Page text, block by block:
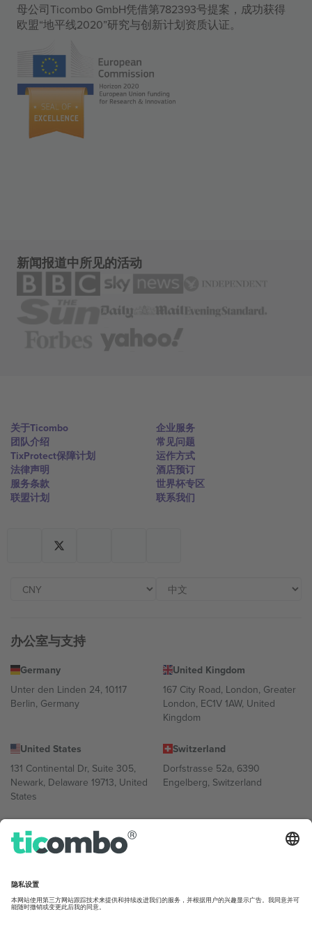
母公司Ticombo GmbH凭借第782393号提案，成功获得
欧盟“地平线2020”研究与创新计划资质认证。
新闻报道中所见的活动
关于Ticombo
团队介绍
TixProtect保障计划
法律声明
服务条款
联盟计划
企业服务
常见问题
运作方式
酒店预订
世界杯专区
联系我们
办公室与支持
Germany
Unter den Linden 24, 10117
Berlin, Germany
United Kingdom
167 City Road, London, Greater
London, EC1V 1AW, United
Kingdom
United States
131 Continental Dr, Suite 305,
Newark, Delaware 19713, United
States
Switzerland
Dorfstrasse 52a, 6390
Engelberg, Switzerland
Bulgaria
Regus Sofia City West, bul
UAE Dubai Silicon Oasis, DDP
Mexico